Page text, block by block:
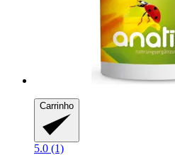
Carrinho
5.0 (1)